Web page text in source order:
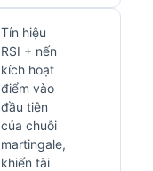
Tín hiệu
RSI + nến
kích hoạt
điểm vào
đầu tiên
của chuỗi
martingale,
khiến tài